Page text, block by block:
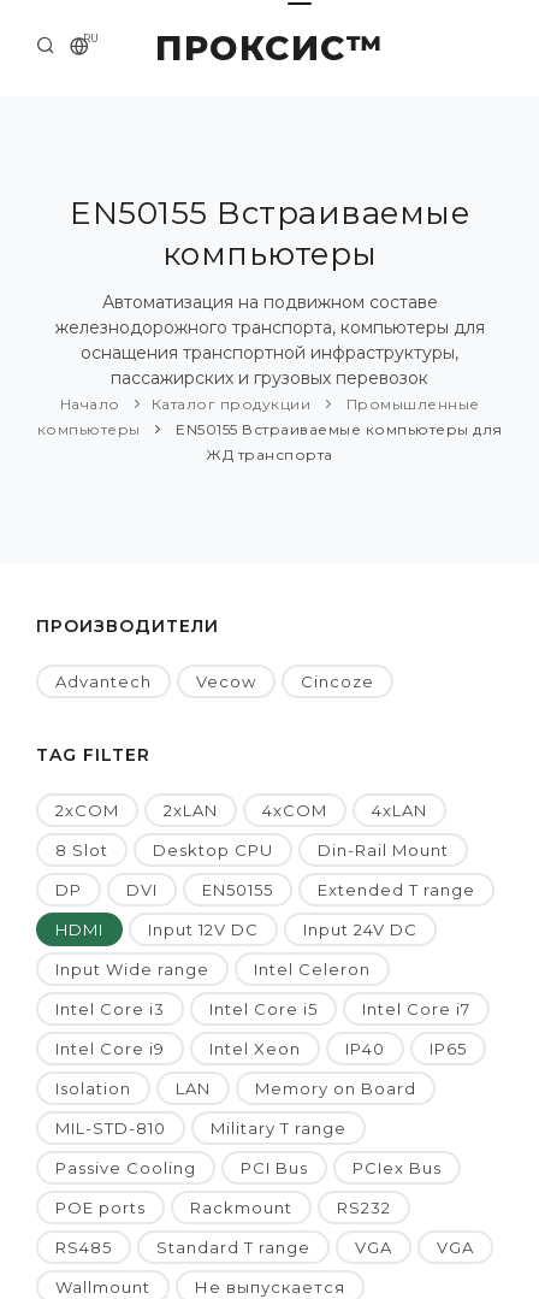
ПРОКСИС™
RU
О КОМПАНИИ
ПРИМЕРЫ И РЕШЕНИЯ
КАТАЛОГ ПРОДУКЦИИ
ПРЕСС-ЦЕНТР
EN50155 Встраиваемые
компьютеры
Автоматизация на подвижном составе
железнодорожного транспорта, компьютеры для
оснащения транспортной инфраструктуры,
пассажирских и грузовых перевозок
Начало Каталог продукции
Промышленные
компьютеры
EN50155 Встраиваемые компьютеры для
ЖД транспорта
ПРОИЗВОДИТЕЛИ
Advantech Vecow Cincoze
TAG FILTER
2xCOM 2xLAN 4xCOM 4xLAN
8 Slot Desktop CPU Din-Rail Mount
DP DVI EN50155 Extended T range
HDMI Input 12V DC Input 24V DC
Input Wide range Intel Celeron
Intel Core i3 Intel Core i5 Intel Core i7
Intel Core i9 Intel Xeon IP40 IP65
Isolation LAN Memory on Board
MIL-STD-810 Military T range
Passive Cooling PCI Bus PCIex Bus
POE ports Rackmount RS232
RS485 Standard T range VGA VGA
Wallmount Не выпускается